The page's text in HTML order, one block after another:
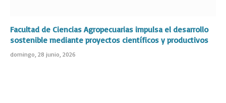
Facultad de Ciencias Agropecuarias impulsa el desarrollo
sostenible mediante proyectos científicos y productivos
domingo, 28 junio, 2026